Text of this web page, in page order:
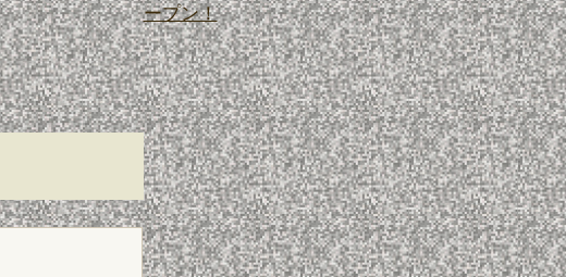
ープン！